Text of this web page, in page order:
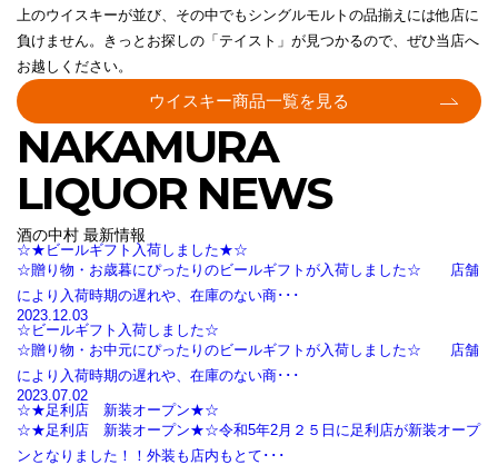
上のウイスキーが並び、その中でもシングルモルトの品揃えには他店に
負けません。きっとお探しの「テイスト」が見つかるので、ぜひ当店へ
お越しください。
ウイスキー商品一覧を見る
NAKAMURA
LIQUOR NEWS
酒の中村 最新情報
☆★ビールギフト入荷しました★☆
☆贈り物・お歳暮にぴったりのビールギフトが入荷しました☆ 店舗
により入荷時期の遅れや、在庫のない商･･･
2023.12.03
☆ビールギフト入荷しました☆
☆贈り物・お中元にぴったりのビールギフトが入荷しました☆ 店舗
により入荷時期の遅れや、在庫のない商･･･
2023.07.02
☆★足利店 新装オープン★☆
☆★足利店 新装オープン★☆令和5年2月２５日に足利店が新装オープ
ンとなりました！！外装も店内もとて･･･